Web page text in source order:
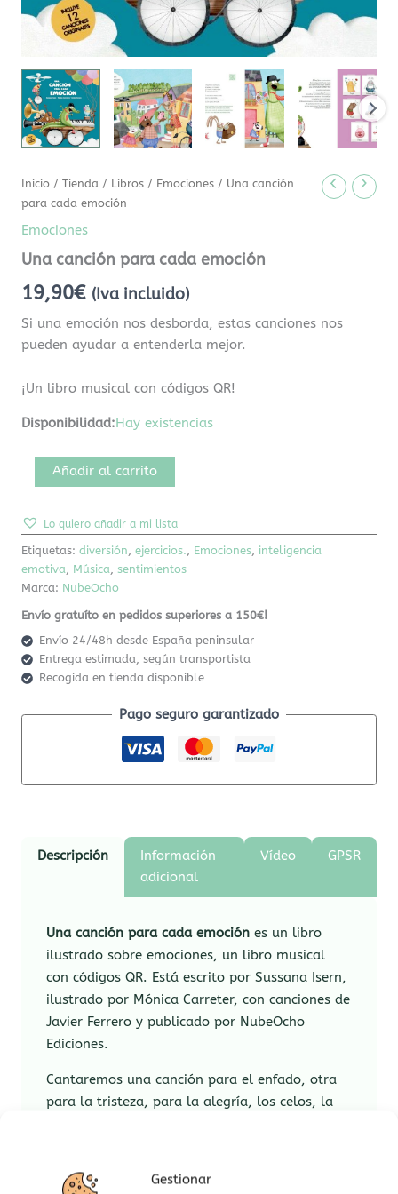
Gestionar
Inicio /Tienda / Libros / Emociones / Una canción
para cada emoción
Emociones
Una canción para cada emoción
19,90€ (Iva incluido)
Si una emoción nos desborda, estas canciones nos
pueden ayudar a entenderla mejor.
¡Un libro musical con códigos QR!
Disponibilidad:Hay existencias
Añadir al carrito
Lo quiero añadir a mi lista
Etiquetas:diversión ,ejercicios. Emociones inteligencia
emotiva
Música
sentimientos
Marca: NubeOcho
Envío gratuíto en pedidos superiores a 150€!
Envío 24/48h desde España peninsular
Entrega estimada, según transportista
Recogida en tienda disponible
Pago seguro garantizado
Descripción
Información
adicional
Vídeo GPSR
Una canción para cada emociónes un libro
ilustrado sobre emociones, un libro musical
con códigos QR. Está escrito por Sussana Isern,
ilustrado por Mónica Carreter, con canciones de
Javier Ferrero y publicado por NubeOcho
Ediciones.
Cantaremos una canción para el enfado, otra
para la tristeza, para la alegría, los celos, la
estas canciones nos pueden ayudar a
entenderla mejor.